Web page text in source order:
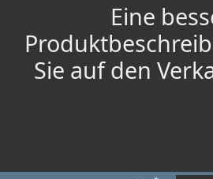
Eine
Sie auf den